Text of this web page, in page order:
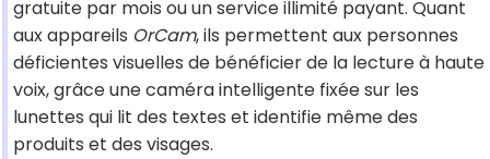
gratuite par mois ou un service illimité payant. Quant
aux appareils OrCam, ils permettent aux personnes
déficientes visuelles de bénéficier de la lecture à haute
voix, grâce une caméra intelligente fixée sur les
lunettes qui lit des textes et identifie même des
produits et des visages.